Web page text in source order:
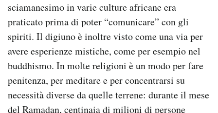
sciamanesimo in varie culture africane era
praticato prima di poter “comunicare” con gli
spiriti. Il digiuno è inoltre visto come una via per
avere esperienze mistiche, come per esempio nel
buddhismo. In molte religioni è un modo per fare
penitenza, per meditare e per concentrarsi su
necessità diverse da quelle terrene: durante il mese
del Ramadan, centinaia di milioni di persone